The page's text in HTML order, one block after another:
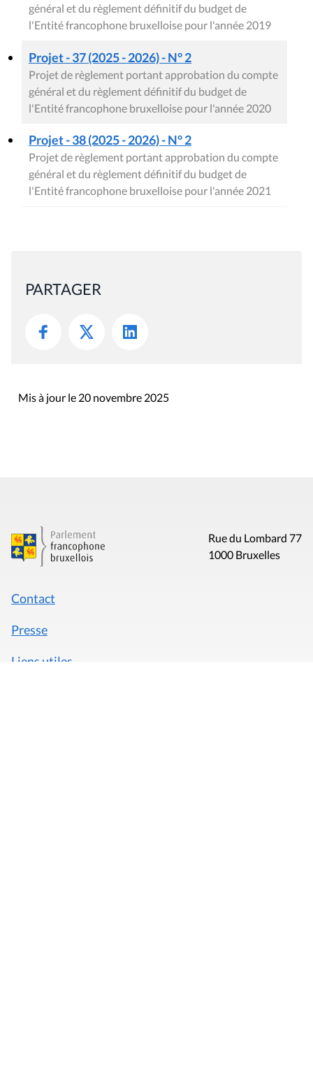
général et du règlement définitif du budget de
l'Entité francophone bruxelloise pour l'année 2019
Projet - 37 (2025 - 2026) - N° 2
Projet de règlement portant approbation du compte
général et du règlement définitif du budget de
l'Entité francophone bruxelloise pour l'année 2020
Projet - 38 (2025 - 2026) - N° 2
Projet de règlement portant approbation du compte
général et du règlement définitif du budget de
l'Entité francophone bruxelloise pour l'année 2021
PARTAGER
Mis à jour le 20 novembre 2025
Rue du Lombard 77
1000 Bruxelles
Contact
Presse
Liens utiles